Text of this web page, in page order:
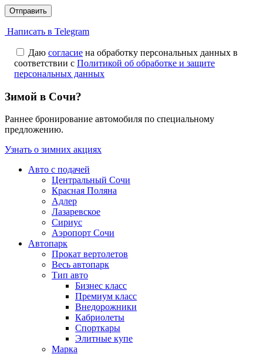
Написать в Telegram
Даю согласие на обработку персональных данных в
соответствии с Политикой об обработке и защите
персональных данных
Зимой в Сочи?
Раннее бронирование автомобиля по специальному
предложению.
Узнать о зимних акциях
Авто с подачей
Центральный Сочи
Красная Поляна
Адлер
Лазаревское
Сириус
Аэропорт Сочи
Автопарк
Прокат вертолетов
Весь автопарк
Тип авто
Бизнес класс
Премиум класс
Внедорожники
Кабриолеты
Спорткары
Элитные купе
Марка